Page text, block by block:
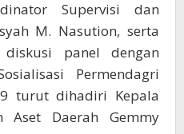
Supervisi dan
M. Nasution, serta
panel dengan
Permendagri
turut dihadiri Kepala
Aset Daerah Gemmy